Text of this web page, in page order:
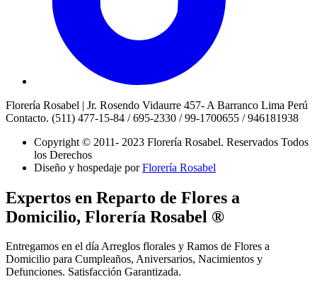
Florería Rosabel | Jr. Rosendo Vidaurre 457- A Barranco Lima Perú
Contacto. (511) 477-15-84 / 695-2330 / 99-1700655 / 946181938
Copyright © 2011- 2023 Florería Rosabel. Reservados Todos
los Derechos
Diseño y hospedaje porFlorería Rosabel
Expertos en Reparto de Flores a
Domicilio, Florería Rosabel ®
Entregamos en el día Arreglos florales y Ramos de Flores a
Domicilio para Cumpleaños, Aniversarios, Nacimientos y
Defunciones. Satisfacción Garantizada.